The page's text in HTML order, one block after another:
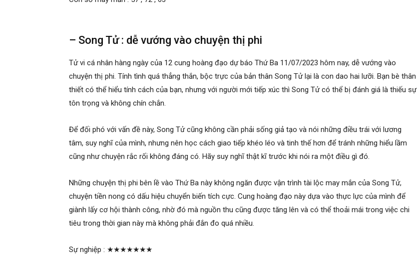
– Song Tử : dễ vướng vào chuyện thị phi
Tử vi cá nhân hàng ngày của 12 cung hoàng đạo dự báo Thứ Ba 11/07/2023 hôm nay, dễ vướng vào
chuyện thị phi. Tính tình quá thẳng thắn, bộc trực của bản thân Song Tử lại là con dao hai lưỡi. Bạn bè thân
thiết có thể hiểu tính cách của bạn, nhưng với người mới tiếp xúc thì Song Tử có thể bị đánh giá là thiếu sự
tôn trọng và không chín chắn.
Để đối phó với vấn đề này, Song Tử cũng không cần phải sống giả tạo và nói những điều trái với lương
tâm, suy nghĩ của mình, nhưng nên học cách giao tiếp khéo léo và tinh thế hơn để tránh những hiểu lầm
cũng như chuyện rắc rối không đáng có. Hãy suy nghĩ thật kĩ trước khi nói ra một điều gì đó.
Những chuyện thị phi bên lề vào Thứ Ba này không ngăn được vận trình tài lộc may mắn của Song Tử,
chuyện tiền nong có dấu hiệu chuyển biến tích cực. Cung hoàng đạo này dựa vào thực lực của mình để
giành lấy cơ hội thành công, nhờ đó mà nguồn thu cũng được tăng lên và có thể thoải mái trong việc chi
tiêu trong thời gian này mà không phải đắn đo quá nhiều.
Sự nghiệp : ★★★★★★★